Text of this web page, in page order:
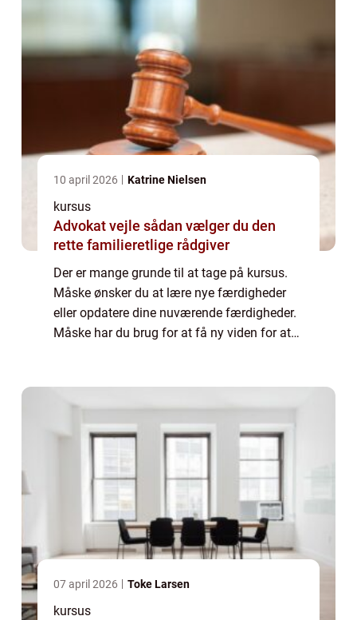
10 april 2026 Katrine Nielsen
kursus
Advokat vejle sådan vælger du den
rette familieretlige rådgiver
Der er mange grunde til at tage på kursus.
Måske ønsker du at lære nye færdigheder
eller opdatere dine nuværende færdigheder.
Måske har du brug for at få ny viden for at
07 april 2026 Toke Larsen
kursus